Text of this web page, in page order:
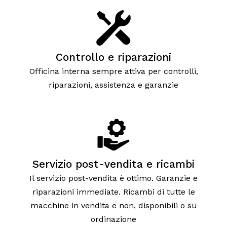
Controllo e riparazioni
Officina interna sempre attiva per controlli,
riparazioni, assistenza e garanzie
Servizio post-vendita e ricambi
Il servizio post-vendita è ottimo. Garanzie e
riparazioni immediate. Ricambi di tutte le
macchine in vendita e non, disponibili o su
ordinazione